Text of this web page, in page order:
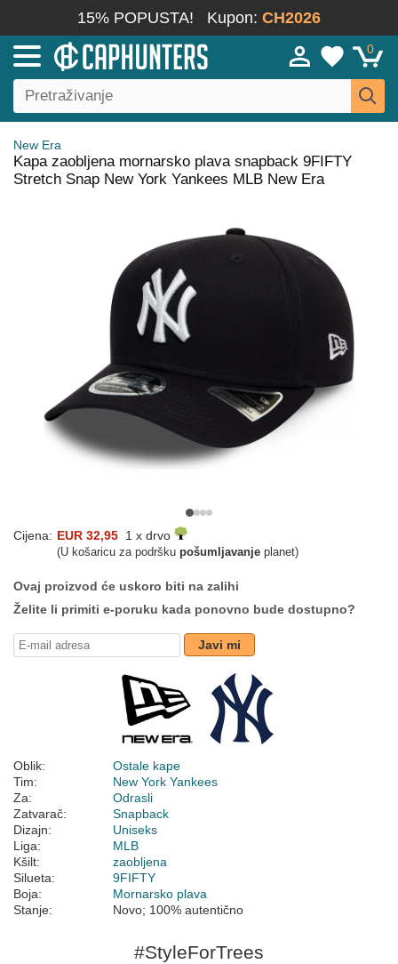
15% POPUSTA! Kupon: CH2026
0
New Era
Kapa zaobljena mornarsko plava snapback 9FIFTY
Stretch Snap New York Yankees MLB New Era
Cijena: EUR 32,95 1 x drvo
(U košaricu za podršku pošumljavanje planet)
Ovaj proizvod će uskoro biti na zalihi
Želite li primiti e-poruku kada ponovno bude dostupno?
Javi mi
Oblik:
Ostale kape
Tim:
New York Yankees
Za:
Odrasli
Zatvarač:
Snapback
Dizajn:
Uniseks
Liga:
MLB
Kšilt:
zaobljena
Silueta:
9FIFTY
Boja:
Mornarsko plava
Stanje:
Novo; 100% autentično
#StyleForTrees